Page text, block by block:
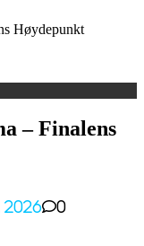
Høydepunkt
– Finalens
0